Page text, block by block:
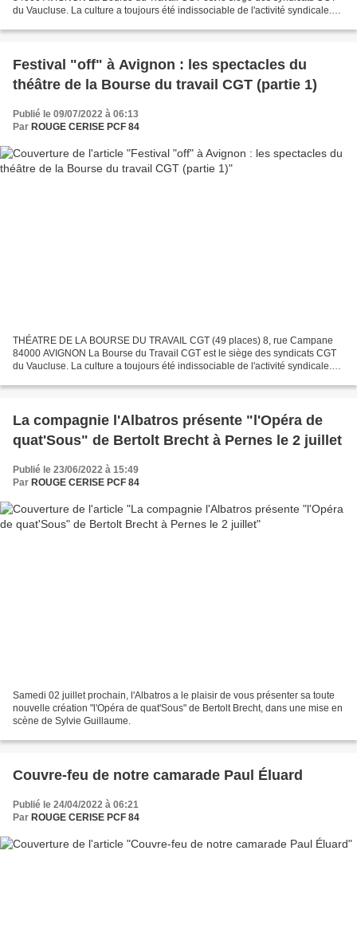
du Vaucluse. La culture a toujours été indissociable de l'activité syndicale.
Festival "off" à Avignon : les spectacles du
théâtre de la Bourse du travail CGT (partie 1)
Publié le 09/07/2022 à 06:13
Par ROUGE CERISE PCF 84
THÉATRE DE LA BOURSE DU TRAVAIL CGT (49 places) 8, rue Campane
84000 AVIGNON La Bourse du Travail CGT est le siège des syndicats CGT
du Vaucluse. La culture a toujours été indissociable de l'activité syndicale.
La compagnie l'Albatros présente "l'Opéra de
quat'Sous" de Bertolt Brecht à Pernes le 2 juillet
Publié le 23/06/2022 à 15:49
Par ROUGE CERISE PCF 84
Samedi 02 juillet prochain, l'Albatros a le plaisir de vous présenter sa toute
nouvelle création "l'Opéra de quat'Sous" de Bertolt Brecht, dans une mise en
scène de Sylvie Guillaume.
Couvre-feu de notre camarade Paul Éluard
Publié le 24/04/2022 à 06:21
Par ROUGE CERISE PCF 84